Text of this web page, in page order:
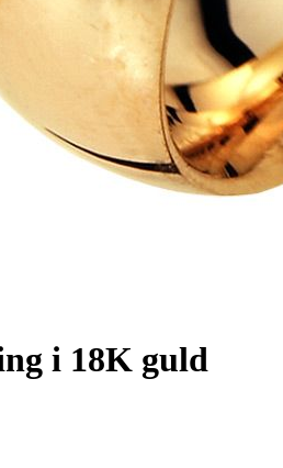
i 18K guld